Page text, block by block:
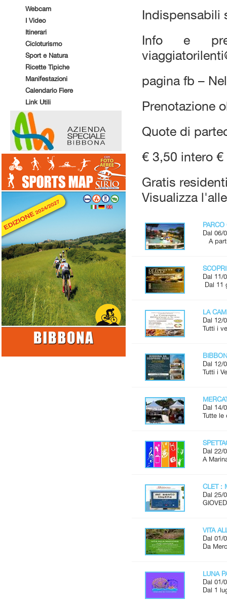
Webcam
I Video
Itinerari
Cicloturismo
Sport e Natura
Ricette Tipiche
Manifestazioni
Calendario Fiere
Link Utili
Indispensabili
Info e
pagina fb –
Prenotazione
Quote di
€ 3,50 intero
Gratis
Visualizza
Dal 06/
A
Dal 11/
Dal 11
LA
Dal 12/
Tutti i
Dal 12/
Tutti i
Dal 14/
Tutte le
Dal 22/
A
CLET :
Dal 25/
VITA
Dal 01/
Da
LUNA
Dal 01/
Dal 1